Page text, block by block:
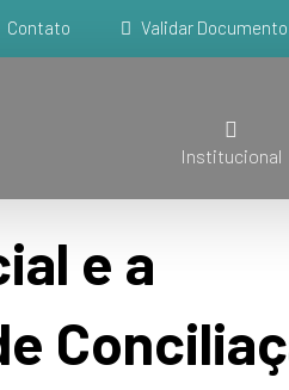
Contato Validar Documento
Institucional
e a